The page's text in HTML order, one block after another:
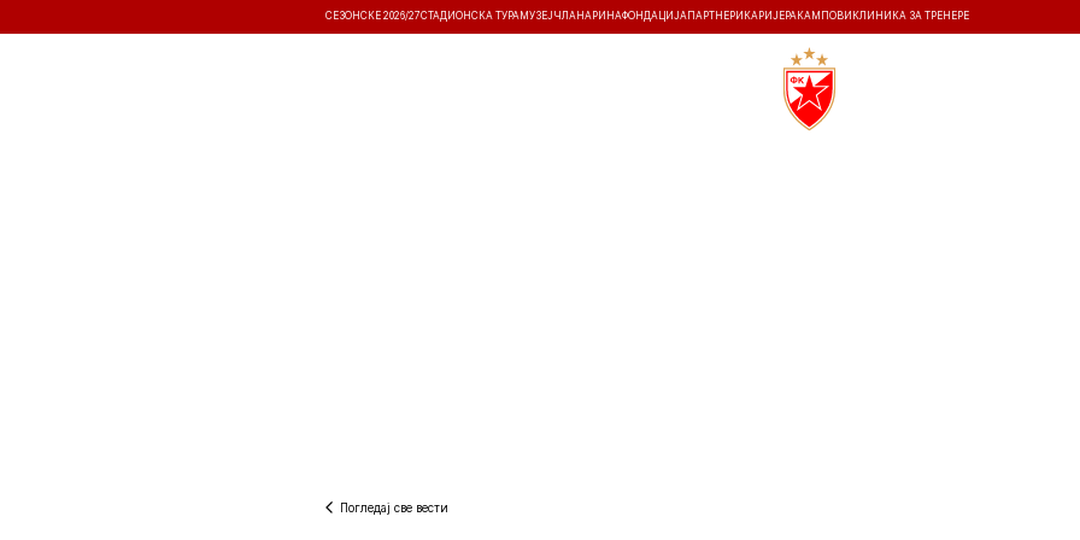
СЕЗОНСКЕ 2026/27СТАДИОНСКА ТУРА МУЗЕЈ ЧЛАНАРИНАФОНДАЦИЈА ПАРТНЕРИ КАРИЈЕРА КАМПОВИ КЛИНИКА ЗА ТРЕНЕРЕ
Погледај све вести